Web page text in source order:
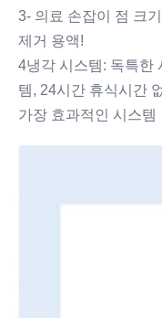
3- 의료 손잡이 점 크기
제거 용액!
4냉각 시스템: 독특한
템, 24시간 휴식시간
가장 효과적인 시스템